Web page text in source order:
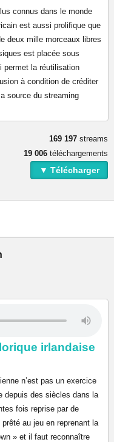
connus dans le monde
est aussi prolifique que
deux mille morceaux libres
est placée sous
permet la réutilisation
à condition de créditer
source du streaming
169 197 streams
19 006 téléchargements
▼ Télécharger
irlandaise
n’est pas un exercice
depuis des siècles dans la
fois reprise par de
au jeu en reprenant la
» et il faut reconnaître